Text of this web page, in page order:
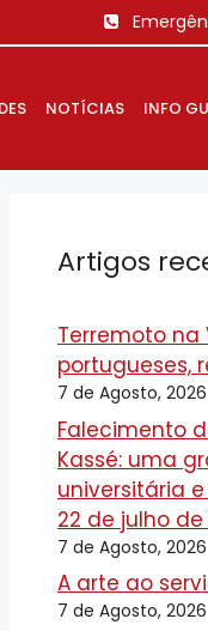
NOTÍCIAS INFO
Artigos
Terremoto na
portugueses,
7 de Agosto, 2026
Falecimento
Kassé: uma
universitária
22 de julho de
7 de Agosto, 2026
A arte ao
7 de Agosto, 2026